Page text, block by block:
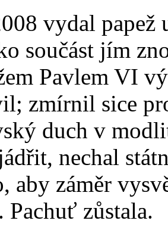
vydal
součást jím
Pavlem VI
zmírnil sice
duch v
nechal
aby záměr
Pachuť zůstala.